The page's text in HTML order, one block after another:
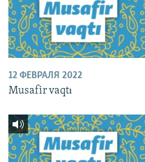
12 ФЕВРАЛЯ 2022
Musafir vaqtı